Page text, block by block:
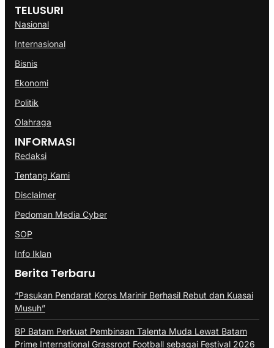
TELUSURI
Nasional
Internasional
Bisnis
Ekonomi
Politik
Olahraga
INFORMASI
Redaksi
Tentang Kami
Disclaimer
Pedoman Media Cyber
SOP
Info Iklan
Berita Terbaru
“Pasukan Pendarat Korps Marinir Berhasil Rebut dan Kuasai
Musuh”
BP Batam Perkuat Pembinaan Talenta Muda Lewat Batam
Prime International Grassroot Football sebagai Festival 2026